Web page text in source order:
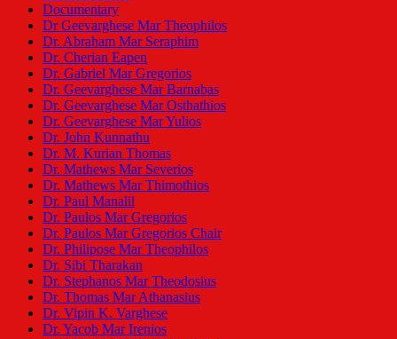
Documentary
Dr Geevarghese Mar Theophilos
Dr. Abraham Mar Seraphim
Dr. Cherian Eapen
Dr. Gabriel Mar Gregorios
Dr. Geevarghese Mar Barnabas
Dr. Geevarghese Mar Osthathios
Dr. Geevarghese Mar Yulios
Dr. John Kunnathu
Dr. M. Kurian Thomas
Dr. Mathews Mar Severios
Dr. Mathews Mar Thimothios
Dr. Paul Manalil
Dr. Paulos Mar Gregorios
Dr. Paulos Mar Gregorios Chair
Dr. Philipose Mar Theophilos
Dr. Sibi Tharakan
Dr. Stephanos Mar Theodosius
Dr. Thomas Mar Athanasius
Dr. Vipin K. Varghese
Dr. Yacob Mar Irenios